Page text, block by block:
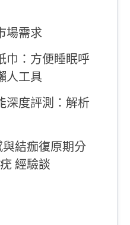
場需求
巾：方便睡眠呼
人工具
深度評測：解析
與結痂復原期分
經驗談